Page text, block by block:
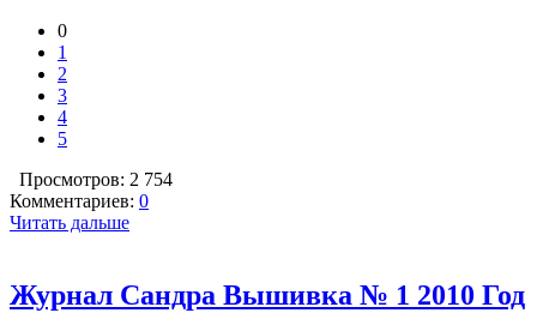
0
1
2
3
4
5
Просмотров: 2 754
Комментариев: 0
Читать дальше
Журнал Сандра Вышивка № 1 2010 Год